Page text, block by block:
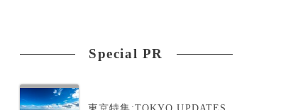
Special PR
東京特集:TOKYO UPDATES